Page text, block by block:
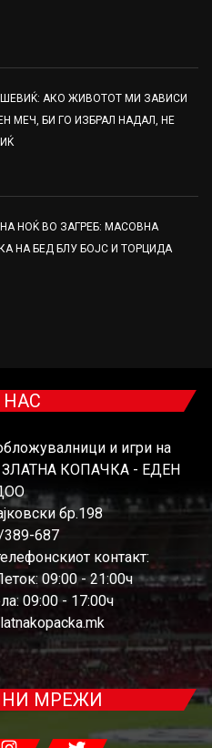
АКО ЖИВОТОТ МИ ЗАВИСИ
МЕЧ, БИ ГО ИЗБРАЛ НАДАЛ, НЕ
НОЌ ВО ЗАГРЕБ: МАСОВНА
НА БЕД БЛУ БОЈС И ТОРЦИДА
НАС
и игри на
ЗЛАТНА КОПАЧКА - ЕДЕН
бр.198
687
контакт:
09:00 - 21:00ч
09:00 - 17:00ч
МРЕЖИ